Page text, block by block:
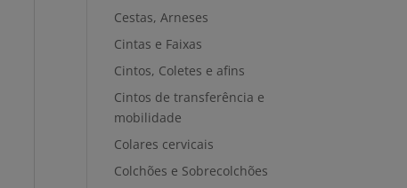
Cestas, Arneses
Cintas e Faixas
Cintos, Coletes e afins
Cintos de transferência e
mobilidade
Colares cervicais
Colchões e Sobrecolchões